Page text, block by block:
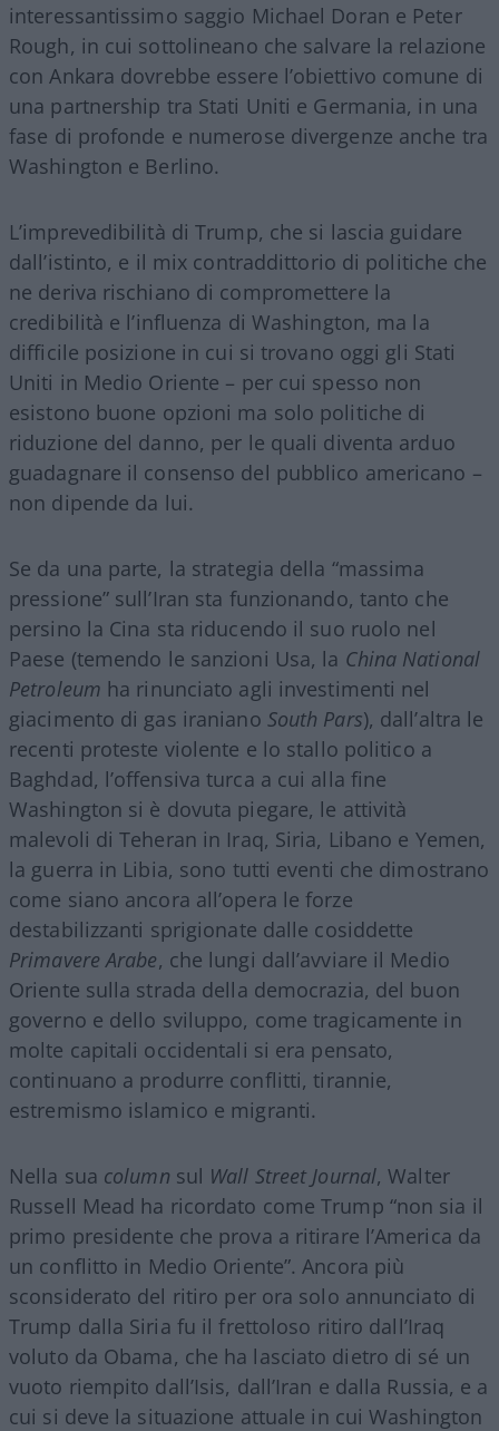
interessantissimo saggio Michael Doran e Peter
Rough, in cui sottolineano che salvare la relazione
con Ankara dovrebbe essere l’obiettivo comune di
una partnership tra Stati Uniti e Germania, in una
fase di profonde e numerose divergenze anche tra
Washington e Berlino.
L’imprevedibilità di Trump, che si lascia guidare
dall’istinto, e il mix contraddittorio di politiche che
ne deriva rischiano di compromettere la
credibilità e l’influenza di Washington, ma la
difficile posizione in cui si trovano oggi gli Stati
Uniti in Medio Oriente – per cui spesso non
esistono buone opzioni ma solo politiche di
riduzione del danno, per le quali diventa arduo
guadagnare il consenso del pubblico americano –
non dipende da lui.
Se da una parte, la strategia della “massima
pressione” sull’Iran sta funzionando, tanto che
persino la Cina sta riducendo il suo ruolo nel
Paese (temendo le sanzioni Usa, la China National
Petroleum ha rinunciato agli investimenti nel
giacimento di gas iraniano South Pars), dall’altra le
recenti proteste violente e lo stallo politico a
Baghdad, l’offensiva turca a cui alla fine
Washington si è dovuta piegare, le attività
malevoli di Teheran in Iraq, Siria, Libano e Yemen,
la guerra in Libia, sono tutti eventi che dimostrano
come siano ancora all’opera le forze
destabilizzanti sprigionate dalle cosiddette
Primavere Arabe, che lungi dall’avviare il Medio
Oriente sulla strada della democrazia, del buon
governo e dello sviluppo, come tragicamente in
molte capitali occidentali si era pensato,
continuano a produrre conflitti, tirannie,
estremismo islamico e migranti.
Nella sua column sul Wall Street Journal, Walter
Russell Mead ha ricordato come Trump “non sia il
primo presidente che prova a ritirare l’America da
un conflitto in Medio Oriente”. Ancora più
sconsiderato del ritiro per ora solo annunciato di
Trump dalla Siria fu il frettoloso ritiro dall’Iraq
voluto da Obama, che ha lasciato dietro di sé un
vuoto riempito dall’Isis, dall’Iran e dalla Russia, e a
cui si deve la situazione attuale in cui Washington